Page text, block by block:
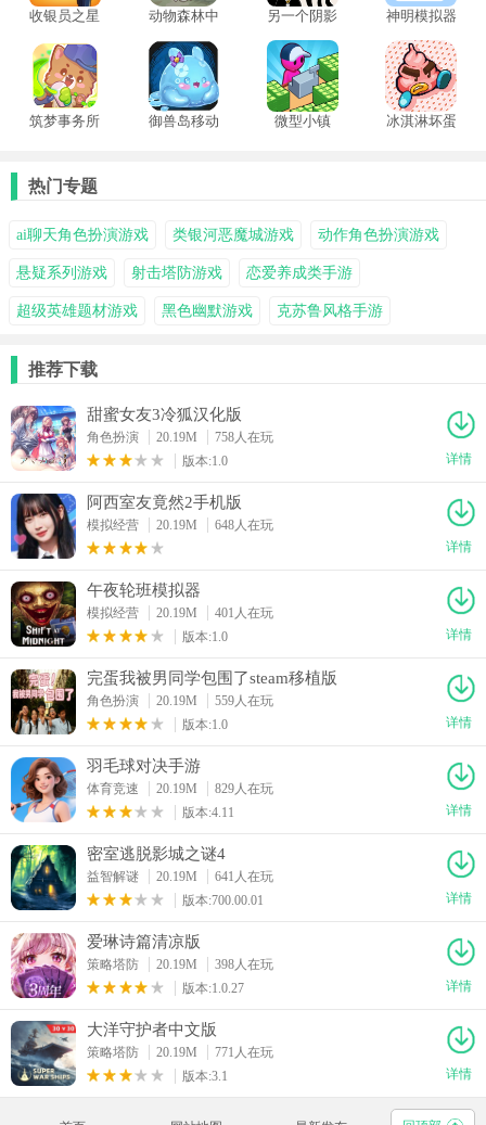
收银员之星
动物森林中
另一个阴影
神明模拟器
筑梦事务所
御兽岛移动
微型小镇
冰淇淋坏蛋
热门专题
ai聊天角色扮演游戏 类银河恶魔城游戏 动作角色扮演游戏
悬疑系列游戏 射击塔防游戏 恋爱养成类手游
超级英雄题材游戏 黑色幽默游戏 克苏鲁风格手游
推荐下载
甜蜜女友3冷狐汉化版
角色扮演 20.19M
758人在玩
版本:1.0
详情
阿西室友竟然2手机版
模拟经营 20.19M
648人在玩
详情
午夜轮班模拟器
模拟经营 20.19M
401人在玩
版本:1.0
详情
完蛋我被男同学包围了steam移植版
角色扮演 20.19M
559人在玩
版本:1.0
详情
羽毛球对决手游
体育竞速 20.19M
829人在玩
版本:4.11
详情
密室逃脱影城之谜4
益智解谜 20.19M
641人在玩
版本:700.00.01
详情
爱琳诗篇清凉版
策略塔防 20.19M
398人在玩
版本:1.0.27
详情
大洋守护者中文版
策略塔防 20.19M
771人在玩
版本:3.1
详情